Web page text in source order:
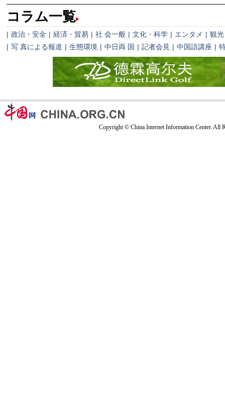
コラム一覧
| 政治・安全 | 経済・貿易 | 社 会一般 | 文化・科学 | エンタメ | 観光
| 写 真による報道 | 生態環境 | 中日両 国 | 記者会見 | 中国語講座 |